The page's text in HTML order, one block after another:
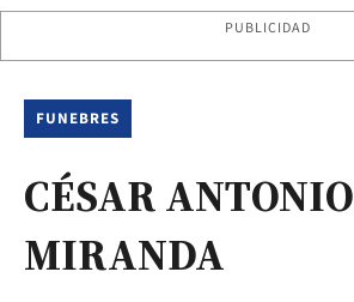
PUBLICIDAD
FUNEBRES
CÉSAR ANTONIO
MIRANDA